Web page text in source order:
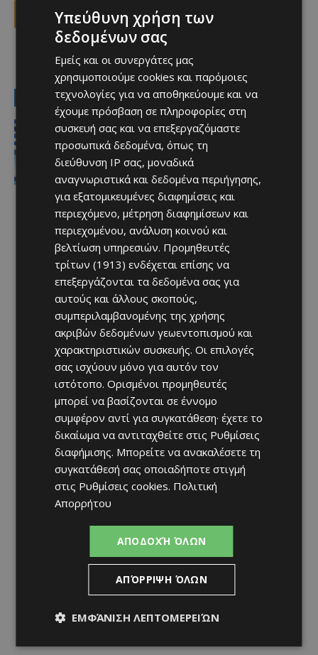
Facebook X Viber
Top
LATEST NEWS
Στον αέρα η ακτοπλοϊκή Κύπρου –
Ελλάδας μετά το 2027 χωρίς νέα
κρατική επιδότηση
Afentiko - 07/08/2026
Υπεύθυνη χρήση των
δεδομένων σας
Εμείς και οι συνεργάτες μας
χρησιμοποιούμε cookies και παρόμοιες
τεχνολογίες για να αποθηκεύουμε και να
έχουμε πρόσβαση σε πληροφορίες στη
συσκευή σας και να επεξεργαζόμαστε
προσωπικά δεδομένα, όπως τη
διεύθυνση IP σας, μοναδικά
αναγνωριστικά και δεδομένα περιήγησης,
για εξατομικευμένες διαφημίσεις και
περιεχόμενο, μέτρηση διαφημίσεων και
περιεχομένου, ανάλυση κοινού και
βελτίωση υπηρεσιών. Προμηθευτές
τρίτων (1913) ενδέχεται επίσης να
επεξεργάζονται τα δεδομένα σας για
αυτούς και άλλους σκοπούς,
συμπεριλαμβανομένης της χρήσης
ακριβών δεδομένων γεωεντοπισμού και
χαρακτηριστικών συσκευής. Οι επιλογές
σας ισχύουν μόνο για αυτόν τον
ιστότοπο. Ορισμένοι προμηθευτές
μπορεί να βασίζονται σε έννομο
συμφέρον αντί για συγκατάθεση· έχετε το
δικαίωμα να αντιταχθείτε στις Ρυθμίσεις
διαφήμισης. Μπορείτε να ανακαλέσετε τη
συγκατάθεσή σας οποιαδήποτε στιγμή
στις Ρυθμίσεις cookies. Πολιτική
Απορρήτου
ΑΠΟΔΟΧΉ ΌΛΩΝ
ΑΠΌΡΡΙΨΗ ΌΛΩΝ
ΕΜΦΆΝΙΣΗ ΛΕΠΤΟΜΕΡΕΙΏΝ